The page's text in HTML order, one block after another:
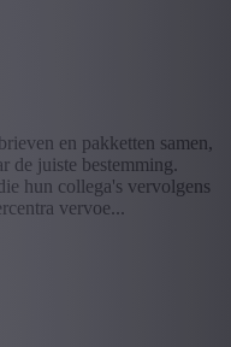
en pakketten samen,
de juiste bestemming.
hun collega's vervolgens
vervoe...